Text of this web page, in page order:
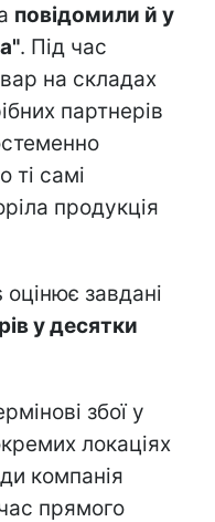
повідомили й у
. Під час
на складах
партнерів
ті самі
продукція
завдані
у десятки
збої у
локаціях
компанія
прямого